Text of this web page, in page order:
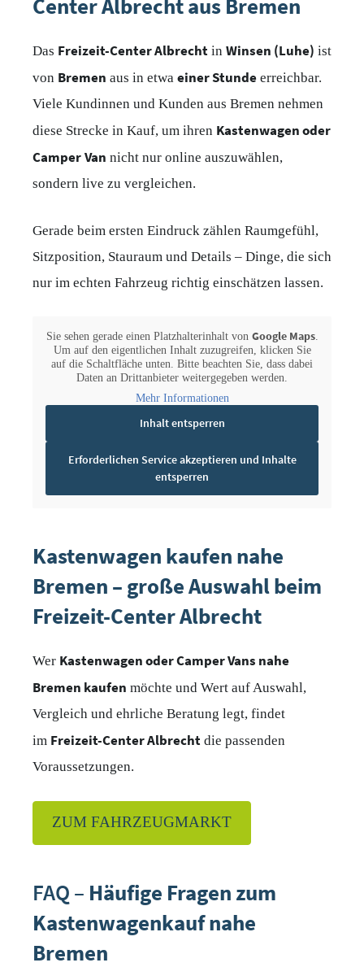
Center Albrecht aus Bremen
Das Freizeit-Center Albrecht in Winsen (Luhe) ist
von Bremen aus in etwa einer Stunde erreichbar.
Viele Kundinnen und Kunden aus Bremen nehmen
diese Strecke in Kauf, um ihren Kastenwagen oder
Camper Van nicht nur online auszuwählen,
sondern live zu vergleichen.
Gerade beim ersten Eindruck zählen Raumgefühl,
Sitzposition, Stauraum und Details – Dinge, die sich
nur im echten Fahrzeug richtig einschätzen lassen.
Sie sehen gerade einen Platzhalterinhalt von Google Maps.
Um auf den eigentlichen Inhalt zuzugreifen, klicken Sie
auf die Schaltfläche unten. Bitte beachten Sie, dass dabei
Daten an Drittanbieter weitergegeben werden.
Mehr Informationen
Inhalt entsperren
Erforderlichen Service akzeptieren und Inhalte
entsperren
Kastenwagen kaufen nahe
Bremen – große Auswahl beim
Freizeit-Center Albrecht
Wer Kastenwagen oder Camper Vans nahe
Bremen kaufen möchte und Wert auf Auswahl,
Vergleich und ehrliche Beratung legt, findet
im Freizeit-Center Albrecht die passenden
Voraussetzungen.
ZUM FAHRZEUGMARKT
FAQ – Häufige Fragen zum
Kastenwagenkauf nahe
Bremen